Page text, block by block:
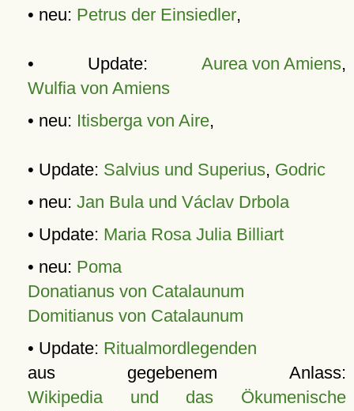
• neu: Petrus der Einsiedler,
• Update: Aurea von Amiens,
Wulfia von Amiens
• neu: Itisberga von Aire,
• Update: Salvius und Superius, Godric
• neu: Jan Bula und Václav Drbola
• Update: Maria Rosa Julia Billiart
• neu: Poma
Donatianus von Catalaunum
Domitianus von Catalaunum
• Update: Ritualmordlegenden
aus gegebenem Anlass:
Wikipedia und das Ökumenische